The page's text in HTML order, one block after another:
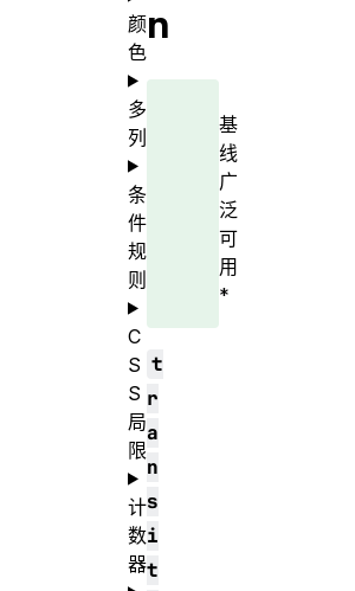
n
基
线
广
泛
可
用
*
t
r
a
n
s
i
t
颜
色
多
列
条
件
规
则
C
S
S
局
限
计
数
器